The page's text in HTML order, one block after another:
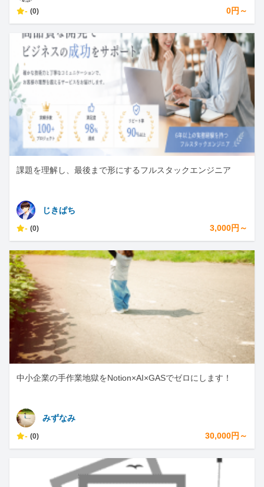
- (0) 0円～
課題を理解し、最後まで形にするフルスタックエンジニア
じきぱち
- (0) 3,000円～
中小企業の手作業地獄をNotion×AI×GASでゼロにします！
みずなみ
- (0) 30,000円～